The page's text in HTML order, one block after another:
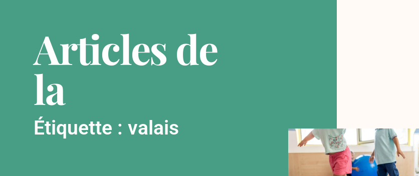
Articles de
la
Étiquette : valais